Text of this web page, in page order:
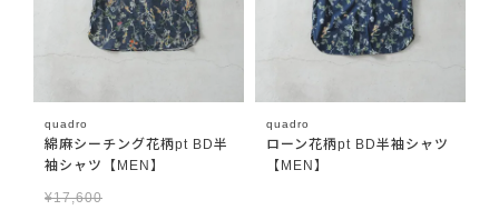
quadro
綿麻シーチング花柄pt BD半
袖シャツ【MEN】
¥17,600
quadro
ローン花柄pt BD半袖シャツ
【MEN】